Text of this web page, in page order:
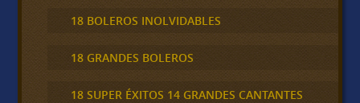
18 BOLEROS INOLVIDABLES
18 GRANDES BOLEROS
18 SUPER ÉXITOS 14 GRANDES CANTANTES